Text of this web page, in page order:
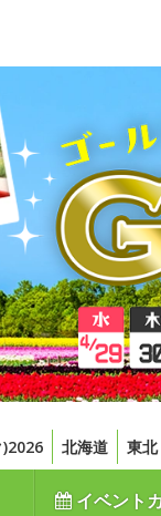
北海道 東北
イベント